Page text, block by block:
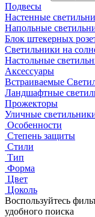
Подвесы
Настенные
Напольные
Блок штекерных
Светильники на
Настольные
Аксессуары
Встраиваемые
Ландшафтные
Прожекторы
Уличные
Особенности
Степень защиты
Стили
Тип
Форма
Цвет
Цоколь
Воспользуйтесь
удобного поиска